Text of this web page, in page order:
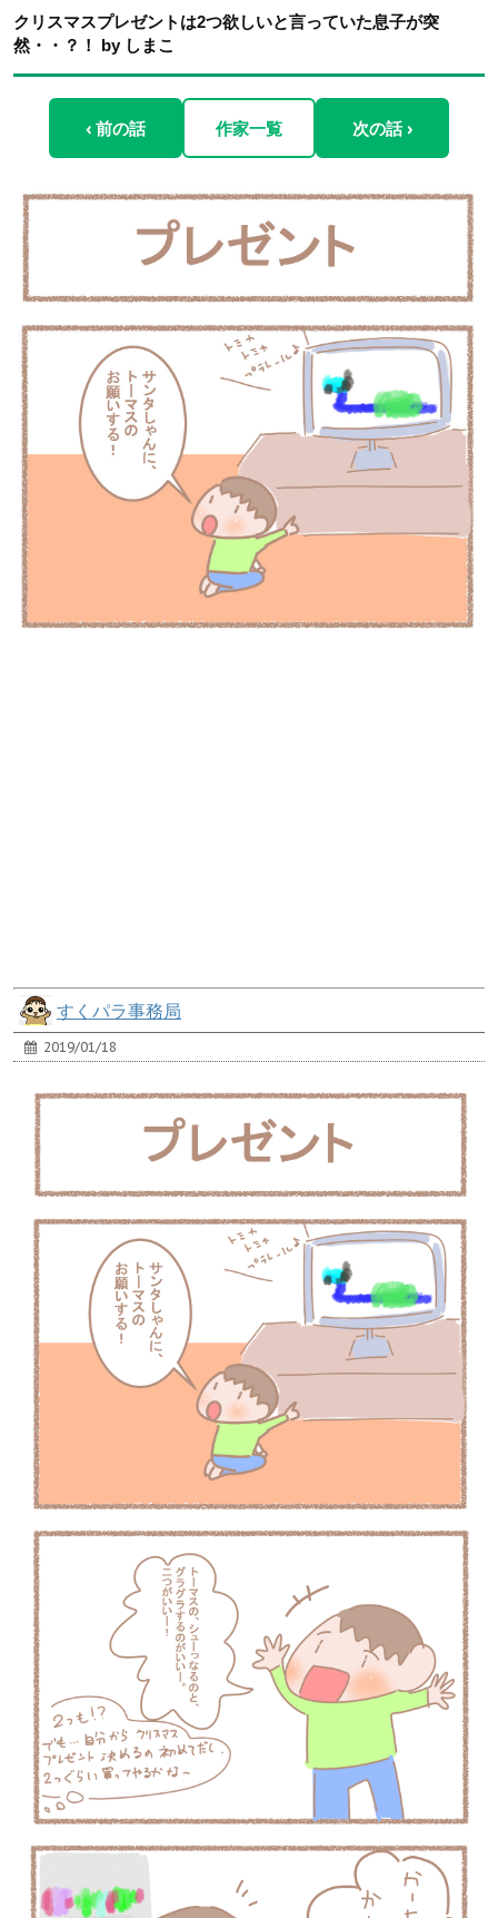
クリスマスプレゼントは2つ欲しいと言っていた息子が突
然・・？！ by しまこ
‹ 前の話 作家一覧 次の話 ›
すくパラ事務局
2019/01/18